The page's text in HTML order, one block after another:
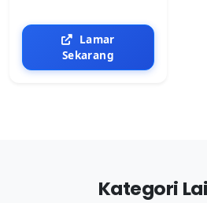
Lamar
Sekarang
Kategori